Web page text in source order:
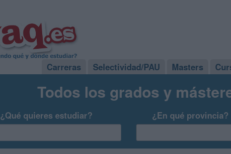
Carreras Selectividad/PAU Masters
Todos los grados y
¿Qué quieres estudiar? ¿En qué provincia?